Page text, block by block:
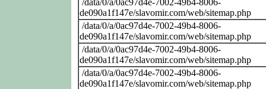
de090a1f147e/slavomir.com/web/sitemap.php
/data/0/a/0ac97d4e-7002-49b4-8006-
de090a1f147e/slavomir.com/web/sitemap.php
/data/0/a/0ac97d4e-7002-49b4-8006-
de090a1f147e/slavomir.com/web/sitemap.php
/data/0/a/0ac97d4e-7002-49b4-8006-
de090a1f147e/slavomir.com/web/sitemap.php